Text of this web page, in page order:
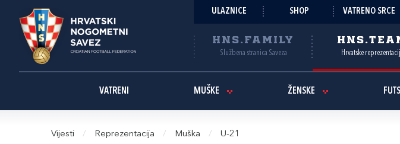
ULAZNICE SHOP VATRENO SRCE
HNS.FAMILY
Službena stranica Saveza Hrvatske
VATRENI MUŠKE ŽENSKE
Vijesti / Reprezentacija / Muška / U-21